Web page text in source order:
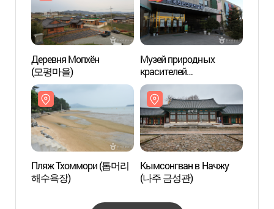
Деревня Мопхён
(모평마을)
Музей природных
красителей
(한국천연염색박물관)
Пляж Тхоммори (톱머리
해수욕장)
Кымсонгван в Начжу
(나주 금성관)